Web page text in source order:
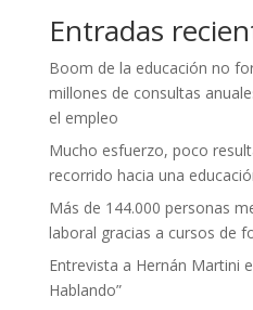
Entradas
Boom de la educación no
millones de consultas
el empleo
Mucho esfuerzo, poco
recorrido hacia una
Más de 144.000 personas
laboral gracias a cursos de
Entrevista a Hernán Martini
Hablando”